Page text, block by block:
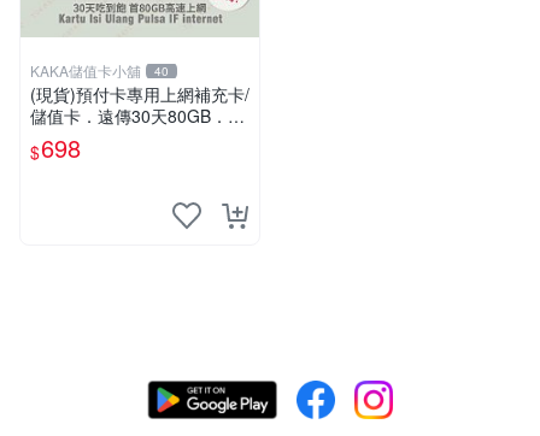
KAKA儲值卡小舖 40
(現貨)預付卡專用上網補充卡/
儲值卡．遠傳30天80GB．上
網吃到飽．IF698．遠傳台灣
人可儲 [KAKA儲值卡小舖]
$698